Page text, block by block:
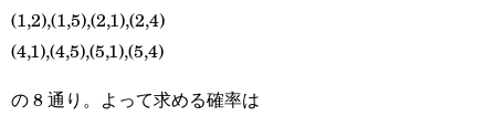
(1,2),(1,5),(2,1),(2,4)
(4,1),(4,5),(5,1),(5,4)
の 8 通り。よって求める確率は